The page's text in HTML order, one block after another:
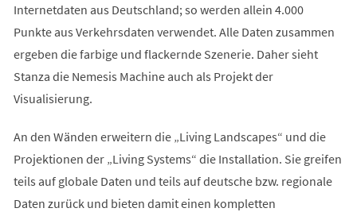
Internetdaten aus Deutschland; so werden allein 4.000
Punkte aus Verkehrsdaten verwendet. Alle Daten zusammen
ergeben die farbige und flackernde Szenerie. Daher sieht
Stanza die Nemesis Machine auch als Projekt der
Visualisierung.
An den Wänden erweitern die „Living Landscapes“ und die
Projektionen der „Living Systems“ die Installation. Sie greifen
teils auf globale Daten und teils auf deutsche bzw. regionale
Daten zurück und bieten damit einen kompletten